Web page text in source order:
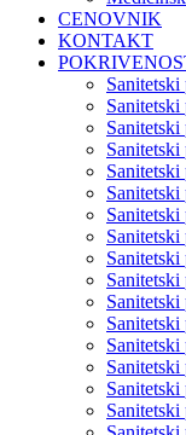
CENOVNIK
KONTAKT